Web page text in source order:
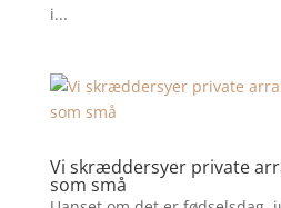
i...
Vi skræddersyer private
som små